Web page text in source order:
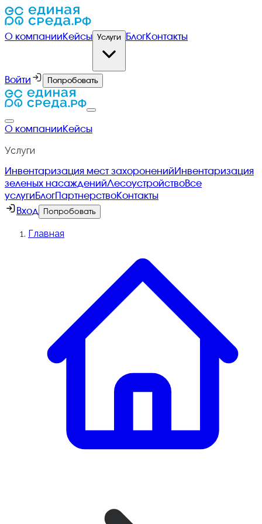
О компанииКейсы Услуги БлогКонтакты
Войти Попробовать
О компанииКейсы
Услуги
Инвентаризация мест захороненийИнвентаризация
зеленых насажденийЛесоустройствоВсе
услугиБлог ПартнерствоКонтакты
Вход
Попробовать
Главная